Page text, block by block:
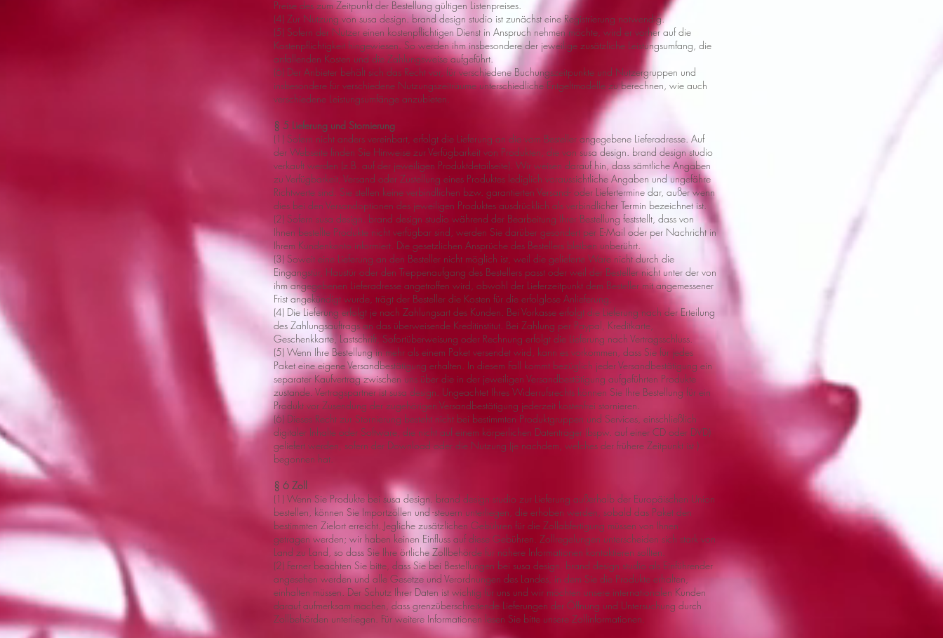
Preise des zum Zeitpunkt der Bestellung gültigen Listenpreises.
(4) Zur Nutzung von susa design. brand design studio ist zunächst eine Registrierung notwendig.
(5) Sofern der Nutzer einen kostenpflichtigen Dienst in Anspruch nehmen möchte, wird er vorher auf die
Kostenpflichtigkeit hingewiesen. So werden ihm insbesondere der jeweilige zusätzliche Leistungsumfang, die
anfallenden Kosten und die Zahlungsweise aufgeführt.
(6) Der Anbieter behält sich das Recht vor, für verschiedene Buchungszeitpunkte und Nutzergruppen und
insbesondere für verschiedene Nutzungszeiträume unterschiedliche Entgeltmodelle zu berechnen, wie auch
verschiedene Leistungsumfänge anzubieten.
§ 5 Lieferung und Stornierung
(1) Sofern nicht anders vereinbart, erfolgt die Lieferung an die vom Besteller angegebene Lieferadresse. Auf
der Webseite finden Sie Hinweise zur Verfügbarkeit von Produkten, die von susa design. brand design studio
verkauft werden (z.B. auf der jeweiligen Produktdetailseite). Wir weisen darauf hin, dass sämtliche Angaben
zu Verfügbarkeit, Versand oder Zustellung eines Produktes lediglich voraussichtliche Angaben und ungefähre
Richtwerte sind. Sie stellen keine verbindlichen bzw. garantierten Versand- oder Liefertermine dar, außer wenn
dies bei den Versandoptionen des jeweiligen Produktes ausdrücklich als verbindlicher Termin bezeichnet ist.
(2) Sofern susa design. brand design studio während der Bearbeitung Ihrer Bestellung feststellt, dass von
Ihnen bestellte Produkte nicht verfügbar sind, werden Sie darüber gesondert per E-Mail oder per Nachricht in
Ihrem Kundenkonto informiert. Die gesetzlichen Ansprüche des Bestellers bleiben unberührt.
(3) Soweit eine Lieferung an den Besteller nicht möglich ist, weil die gelieferte Ware nicht durch die
Eingangstür, Haustür oder den Treppenaufgang des Bestellers passt oder weil der Besteller nicht unter der von
ihm angegebenen Lieferadresse angetroffen wird, obwohl der Lieferzeitpunkt dem Besteller mit angemessener
Frist angekündigt wurde, trägt der Besteller die Kosten für die erfolglose Anlieferung.
(4) Die Lieferung erfolgt je nach Zahlungsart des Kunden. Bei Vorkasse erfolgt die Lieferung nach der Erteilung
des Zahlungsauftrags an das überweisende Kreditinstitut. Bei Zahlung per Paypal, Kreditkarte,
Geschenkkarte, Lastschrift, Sofortüberweisung oder Rechnung erfolgt die Lieferung nach Vertragsschluss.
(5) Wenn Ihre Bestellung in mehr als einem Paket versendet wird, kann es vorkommen, dass Sie für jedes
Paket eine eigene Versandbestätigung erhalten. In diesem Fall kommt bezüglich jeder Versandbestätigung ein
separater Kaufvertrag zwischen uns über die in der jeweiligen Versandbestätigung aufgeführten Produkte
zustande. Vertragspartner ist susa design. Ungeachtet Ihres Widerrufsrechts können Sie Ihre Bestellung für ein
Produkt vor Zusendung der zugehörigen Versandbestätigung jederzeit kostenfrei stornieren.
(6) Dieses Recht zur Stornierung besteht nicht bei bestimmten Produktgruppen und Services, einschließlich
digitaler Inhalte oder Software, die nicht auf einem körperlichen Datenträger (bspw. auf einer CD oder DVD)
geliefert werden, sofern der Download oder die Nutzung (je nachdem, welches der frühere Zeitpunkt ist )
begonnen hat.
§ 6 Zoll
(1) Wenn Sie Produkte bei susa design. brand design studio zur Lieferung außerhalb der Europäischen Union
bestellen, können Sie Importzöllen und -steuern unterliegen, die erhoben werden, sobald das Paket den
bestimmten Zielort erreicht. Jegliche zusätzlichen Gebühren für die Zollabfertigung müssen von Ihnen
getragen werden; wir haben keinen Einfluss auf diese Gebühren. Zollregelungen unterscheiden sich stark von
Land zu Land, so dass Sie Ihre örtliche Zollbehörde für nähere Informationen kontaktieren sollten.
(2) Ferner beachten Sie bitte, dass Sie bei Bestellungen bei susa design. brand design studio als Einführender
angesehen werden und alle Gesetze und Verordnungen des Landes, in dem Sie die Produkte erhalten,
einhalten müssen. Der Schutz Ihrer Daten ist wichtig für uns und wir möchten unsere internationalen Kunden
darauf aufmerksam machen, dass grenzüberschreitende Lieferungen der Öffnung und Untersuchung durch
Zollbehörden unterliegen. Für weitere Informationen lesen Sie bitte unsere Zollinformationen.